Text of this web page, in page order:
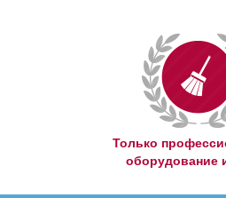
Только
оборудование